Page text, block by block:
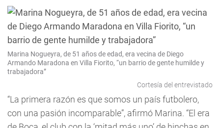
Marina Nogueyra, de 51 años de edad, era vecina de Diego
Armando Maradona en Villa Fiorito, “un barrio de gente humilde y
trabajadora”
Cortesía del entrevistado
“La primera razón es que somos un país futbolero,
con una pasión incomparable”, afirmó Marina. “El era